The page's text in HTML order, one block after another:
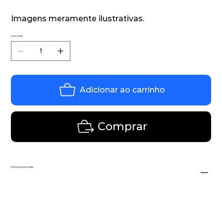
Imagens meramente ilustrativas.
Quantidade
Adicionar ao carrinho
Comprar
ENTREGA EM 20 DIAS